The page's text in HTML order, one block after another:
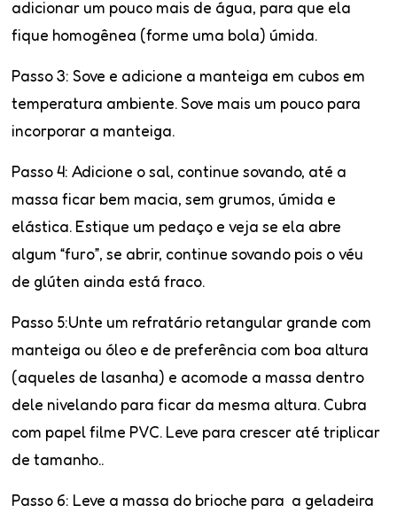
adicionar um pouco mais de água, para que ela
fique homogênea (forme uma bola) úmida.
Passo 3: Sove e adicione a manteiga em cubos em
temperatura ambiente. Sove mais um pouco para
incorporar a manteiga.
Passo 4: Adicione o sal, continue sovando, até a
massa ficar bem macia, sem grumos, úmida e
elástica. Estique um pedaço e veja se ela abre
algum “furo”, se abrir, continue sovando pois o véu
de glúten ainda está fraco.
Passo 5:Unte um refratário retangular grande com
manteiga ou óleo e de preferência com boa altura
(aqueles de lasanha) e acomode a massa dentro
dele nivelando para ficar da mesma altura. Cubra
com papel filme PVC. Leve para crescer até triplicar
de tamanho..
Passo 6: Leve a massa do brioche para a geladeira